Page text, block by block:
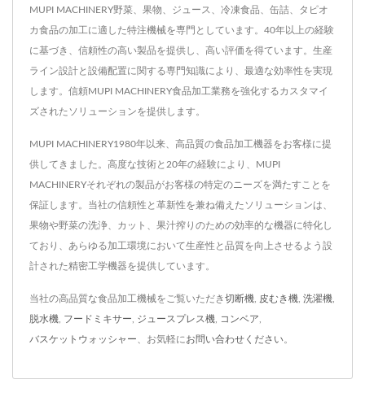
MUPI MACHINERY野菜、果物、ジュース、冷凍食品、缶詰、タピオ
カ食品の加工に適した特注機械を専門としています。40年以上の経験
に基づき、信頼性の高い製品を提供し、高い評価を得ています。生産
ライン設計と設備配置に関する専門知識により、最適な効率性を実現
します。信頼MUPI MACHINERY食品加工業務を強化するカスタマイ
ズされたソリューションを提供します。
MUPI MACHINERY1980年以来、高品質の食品加工機器をお客様に提
供してきました。高度な技術と20年の経験により、MUPI
MACHINERYそれぞれの製品がお客様の特定のニーズを満たすことを
保証します。当社の信頼性と革新性を兼ね備えたソリューションは、
果物や野菜の洗浄、カット、果汁搾りのための効率的な機器に特化し
ており、あらゆる加工環境において生産性と品質を向上させるよう設
計された精密工学機器を提供しています。
当社の高品質な食品加工機械をご覧いただき切断機 皮むき機 洗濯機
脱水機 フードミキサー ジュースプレス機 コンベア
バスケットウォッシャー 、お気軽にお問い合わせください。